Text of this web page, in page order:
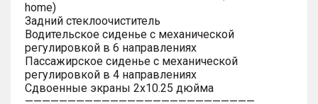
home)
Задний стеклоочиститель
Водительское сиденье с механической
регулировкой в 6 направлениях
Пассажирское сиденье с механической
регулировкой в 4 направлениях
Сдвоенные экраны 2х10.25 дюйма
———————————————————————————